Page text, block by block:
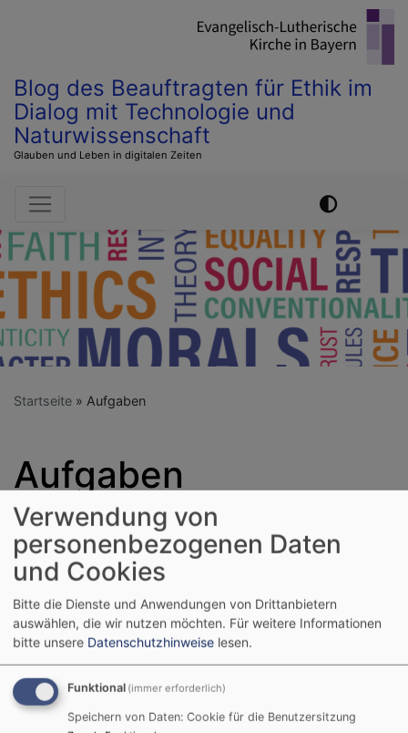
Blog des Beauftragten für Ethik im
Dialog mit Technologie und
Naturwissenschaft
Glauben und Leben in digitalen Zeiten
Hauptnavigation
Startseite Aufgaben
Aufgaben
Für die bayerische Landeskirche bringt sich der Beauftragte für
Ethik im Dialog mit Technologie und Naturwissenschaft in die
aktuellen gesellschaftlichen Debatten ein. Einen Schwerpunkt
bilden dabei die mit dem Stichwort Digitalisierung verbundenen
Themen (Industrie 4.0, Autonomes Fahren, Big Data usw.). Hier
wie bei anderen Themen sorgt der Beauftragte dafür, dass
des christlichen Glaubens miteinander ins Gespräch kommen.
Zu weiteren aktuellen Themen, wie Fragen des Umgangs mit
Verwendung von
personenbezogenen Daten
und Cookies
Bitte die Dienste und Anwendungen von Drittanbietern
auswählen, die wir nutzen möchten. Für weitere Informationen
bitte unsere Datenschutzhinweise lesen.
Funktional (immer erforderlich)
Speichern von Daten: Cookie für die Benutzersitzung